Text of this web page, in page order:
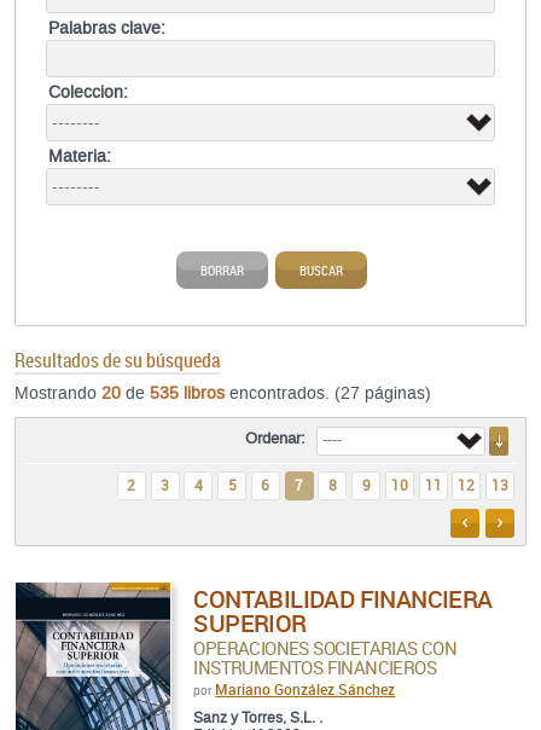
Palabras clave:
Coleccion:
Materia:
BORRAR BUSCAR
Resultados desu búsqueda
Mostrando 20 de 535 libros encontrados. (27 páginas)
Ordenar:
2 3 4 5 6 7 8 9 10 11 12 13
CONTABILIDAD FINANCIERA
SUPERIOR
OPERACIONES SOCIETARIAS CON
INSTRUMENTOS FINANCIEROS
por Mariano González Sánchez
Sanz y Torres, S.L. .